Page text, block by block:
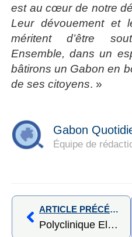
est au cœur de notre
Leur dévouement et
méritent d’être
Ensemble, dans un
bâtirons un Gabon en
de ses citoyens. »
Gabon
Équipe de
ARTICLE PRÉCÉDENT,
Polyclinique El-Rapha : consultations gratuites pour enfants handicapés en hommage au Dr Édith Lucie Bongo